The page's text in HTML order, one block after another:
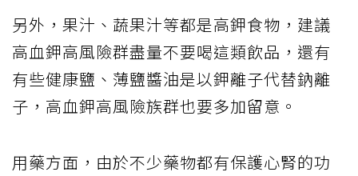
另外，果汁、蔬果汁等都是高鉀食物，建議
高血鉀高風險群盡量不要喝這類飲品，還有
有些健康鹽、薄鹽醬油是以鉀離子代替鈉離
子，高血鉀高風險族群也要多加留意。
用藥方面，由於不少藥物都有保護心腎的功